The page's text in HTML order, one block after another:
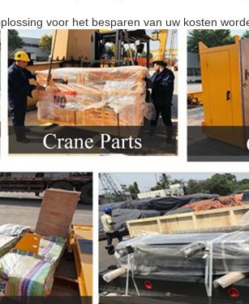
voor het besparen van uw kosten